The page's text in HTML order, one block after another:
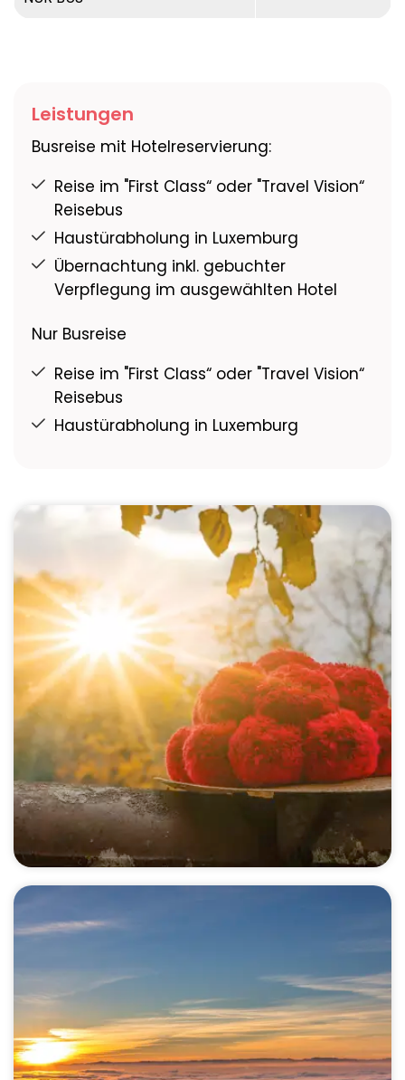
Leistungen
Busreise mit Hotelreservierung:
Reise im "First Class“ oder "Travel Vision“
Reisebus
Haustürabholung in Luxemburg
Übernachtung inkl. gebuchter
Verpflegung im ausgewählten Hotel
Nur Busreise
Reise im "First Class“ oder "Travel Vision“
Reisebus
Haustürabholung in Luxemburg